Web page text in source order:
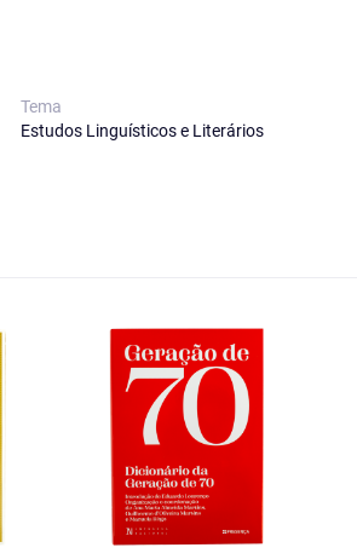
Tema
Estudos Linguísticos e Literários